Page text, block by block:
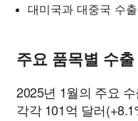
대미국과 대중국 수
주요 품목별 수
2025년 1월의 주요
각각 101억 달러